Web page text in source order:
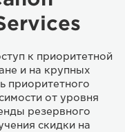
к приоритетной
и на крупных
приоритетного
от уровня
резервного
скидки на